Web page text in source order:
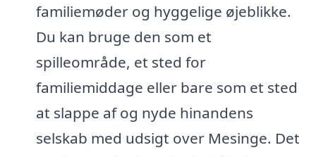
familiemøder og hyggelige øjeblikke.
Du kan bruge den som et
spilleområde, et sted for
familiemiddage eller bare som et sted
at slappe af og nyde hinandens
selskab med udsigt over Mesinge. Det